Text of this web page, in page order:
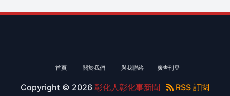
首頁 關於我們 與我聯絡 廣告刊登
Copyright © 2026 彰化人彰化事新聞 RSS 訂閱